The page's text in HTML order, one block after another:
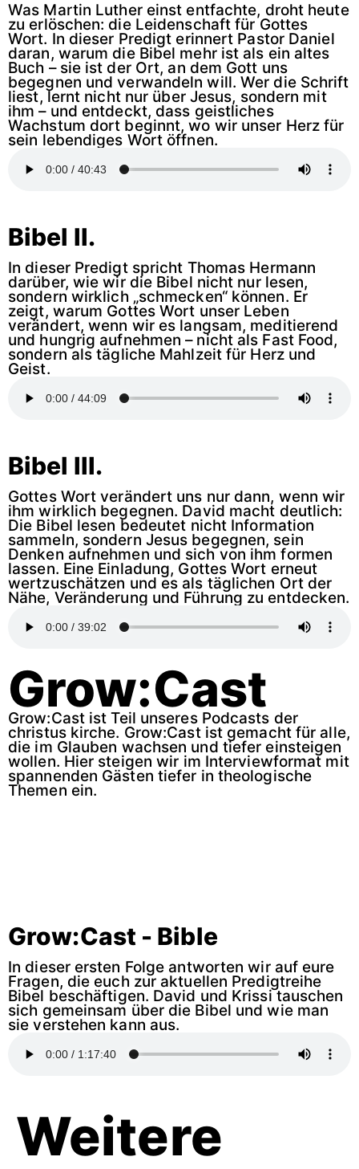
Was Martin Luther einst entfachte, droht heute
zu erlöschen: die Leidenschaft für Gottes
Wort. In dieser Predigt erinnert Pastor Daniel
daran, warum die Bibel mehr ist als ein altes
Buch – sie ist der Ort, an dem Gott uns
begegnen und verwandeln will. Wer die Schrift
liest, lernt nicht nur über Jesus, sondern mit
ihm – und entdeckt, dass geistliches
Wachstum dort beginnt, wo wir unser Herz für
sein lebendiges Wort öffnen.
Bibel II.
In dieser Predigt spricht Thomas Hermann
darüber, wie wir die Bibel nicht nur lesen,
sondern wirklich „schmecken“ können. Er
zeigt, warum Gottes Wort unser Leben
verändert, wenn wir es langsam, meditierend
und hungrig aufnehmen – nicht als Fast Food,
sondern als tägliche Mahlzeit für Herz und
Geist.
Bibel III.
Gottes Wort verändert uns nur dann, wenn wir
ihm wirklich begegnen. David macht deutlich:
Die Bibel lesen bedeutet nicht Information
sammeln, sondern Jesus begegnen, sein
Denken aufnehmen und sich von ihm formen
lassen. Eine Einladung, Gottes Wort erneut
wertzuschätzen und es als täglichen Ort der
Nähe, Veränderung und Führung zu entdecken.
Grow:Cast
Grow:Cast ist Teil unseres Podcasts der
christus kirche. Grow:Cast ist gemacht für alle,
die im Glauben wachsen und tiefer einsteigen
wollen. Hier steigen wir im Interviewformat mit
spannenden Gästen tiefer in theologische
Themen ein.
Grow:Cast - Bible
In dieser ersten Folge antworten wir auf eure
Fragen, die euch zur aktuellen Predigtreihe
Bibel beschäftigen. David und Krissi tauschen
sich gemeinsam über die Bibel und wie man
sie verstehen kann aus.
Weitere